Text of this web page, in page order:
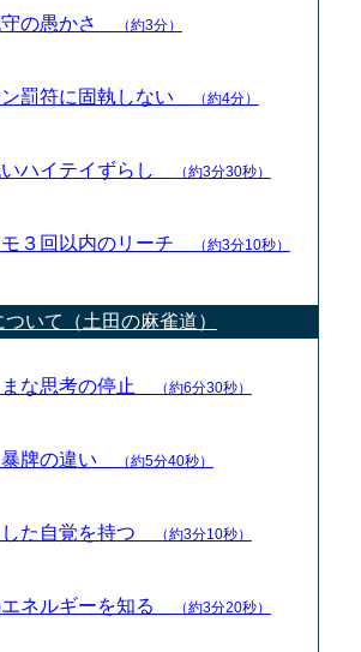
守の愚かさ （約3分）
ン罰符に固執しない （約4分）
いハイテイずらし （約3分30秒）
モ３回以内のリーチ （約3分10秒）
ついて（土田の麻雀道）
まな思考の停止 （約6分30秒）
暴牌の違い （約5分40秒）
した自覚を持つ （約3分10秒）
エネルギーを知る （約3分20秒）